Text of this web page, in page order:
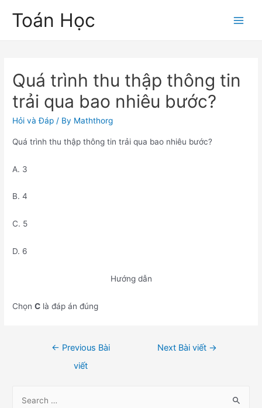
Toán Học
Quá trình thu thập thông tin
trải qua bao nhiêu bước?
Hỏi và Đáp / By Maththorg
Quá trình thu thập thông tin trải qua bao nhiêu bước?
A. 3
B. 4
C. 5
D. 6
Hướng dẫn
ChọnC là đáp án đúng
← Previous Bài
viết
Next Bài viết →